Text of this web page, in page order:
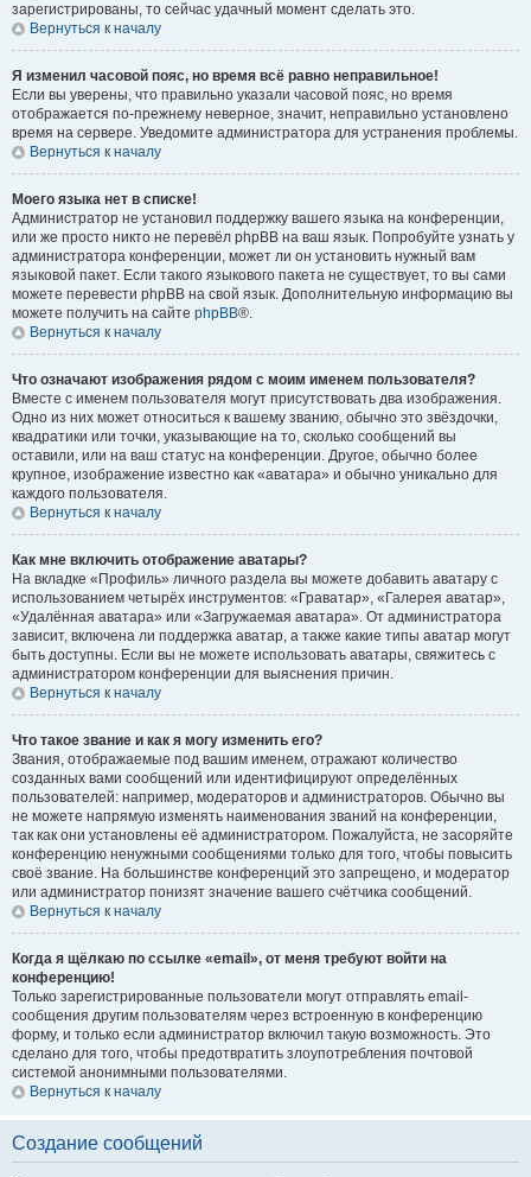
зарегистрированы, то сейчас удачный момент сделать это.
Вернуться к началу
Я изменил часовой пояс, но время всё равно неправильное!
Если вы уверены, что правильно указали часовой пояс, но время
отображается по-прежнему неверное, значит, неправильно установлено
время на сервере. Уведомите администратора для устранения проблемы.
Вернуться к началу
Моего языка нет в списке!
Администратор не установил поддержку вашего языка на конференции,
или же просто никто не перевёл phpBB на ваш язык. Попробуйте узнать у
администратора конференции, может ли он установить нужный вам
языковой пакет. Если такого языкового пакета не существует, то вы сами
можете перевести phpBB на свой язык. Дополнительную информацию вы
можете получить на сайте phpBB®.
Вернуться к началу
Что означают изображения рядом с моим именем пользователя?
Вместе с именем пользователя могут присутствовать два изображения.
Одно из них может относиться к вашему званию, обычно это звёздочки,
квадратики или точки, указывающие на то, сколько сообщений вы
оставили, или на ваш статус на конференции. Другое, обычно более
крупное, изображение известно как «аватара» и обычно уникально для
каждого пользователя.
Вернуться к началу
Как мне включить отображение аватары?
На вкладке «Профиль» личного раздела вы можете добавить аватару с
использованием четырёх инструментов: «Граватар», «Галерея аватар»,
«Удалённая аватара» или «Загружаемая аватара». От администратора
зависит, включена ли поддержка аватар, а также какие типы аватар могут
быть доступны. Если вы не можете использовать аватары, свяжитесь с
администратором конференции для выяснения причин.
Вернуться к началу
Что такое звание и как я могу изменить его?
Звания, отображаемые под вашим именем, отражают количество
созданных вами сообщений или идентифицируют определённых
пользователей: например, модераторов и администраторов. Обычно вы
не можете напрямую изменять наименования званий на конференции,
так как они установлены её администратором. Пожалуйста, не засоряйте
конференцию ненужными сообщениями только для того, чтобы повысить
своё звание. На большинстве конференций это запрещено, и модератор
или администратор понизят значение вашего счётчика сообщений.
Вернуться к началу
Когда я щёлкаю по ссылке «email», от меня требуют войти на
конференцию!
Только зарегистрированные пользователи могут отправлять email-
сообщения другим пользователям через встроенную в конференцию
форму, и только если администратор включил такую возможность. Это
сделано для того, чтобы предотвратить злоупотребления почтовой
системой анонимными пользователями.
Вернуться к началу
Создание сообщений